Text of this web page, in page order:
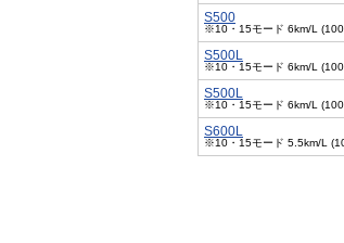
S500
※10・15モード 6km/L
S500L
※10・15モード 6km/L
S500L
※10・15モード 6km/L
S600L
※10・15モード 5.5km/L